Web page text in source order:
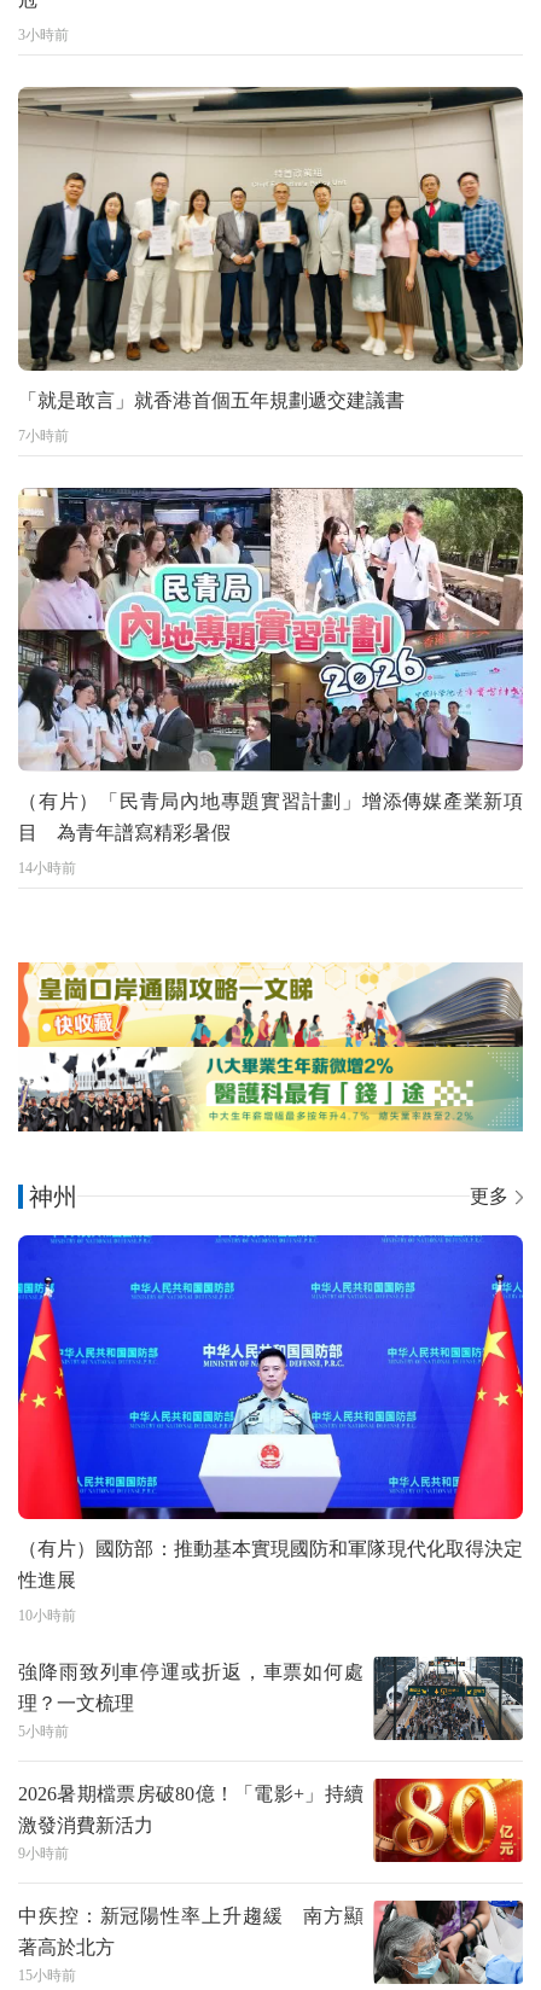
3小時前
「就是敢言」就香港首個五年規劃遞交建議書
7小時前
（有片）「民青局內地專題實習計劃」增添傳媒產業新項
目 為青年譜寫精彩暑假
14小時前
神州 更多
（有片）國防部：推動基本實現國防和軍隊現代化取得決定
性進展
10小時前
強降雨致列車停運或折返，車票如何處
理？一文梳理
5小時前
2026暑期檔票房破80億！「電影+」持續
激發消費新活力
9小時前
中疾控：新冠陽性率上升趨緩 南方顯
著高於北方
15小時前